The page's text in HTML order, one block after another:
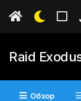
Raid
Обзор